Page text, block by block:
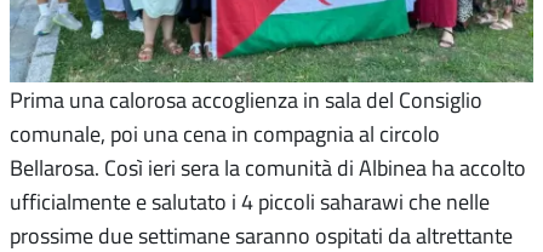
Prima una calorosa accoglienza in sala del Consiglio
comunale, poi una cena in compagnia al circolo
Bellarosa. Così ieri sera la comunità di Albinea ha accolto
ufficialmente e salutato i 4 piccoli saharawi che nelle
prossime due settimane saranno ospitati da altrettante